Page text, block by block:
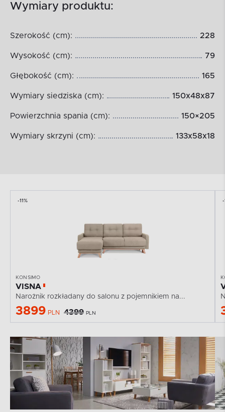
Wymiary produktu:
Szerokość (cm): 228
Wysokość (cm): 79
Głębokość (cm): 165
Wymiary siedziska (cm): 150x48x87
Powierzchnia spania (cm): 150×205
Wymiary skrzyni (cm): 133x58x18
-11%
KONSIMO
VISNA
Narożnik rozkładany do salonu z pojemnikiem na...
3899 PLN 4399 PLN
-